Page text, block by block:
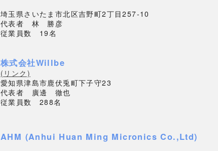
埼玉県さいたま市北区吉野町2丁目257-10
代表者 林 勝彦
従業員数 19名
株式会社Willbe
(リンク)
愛知県津島市鹿伏兎町下子守23
代表者 廣邊 徹也
従業員数 288名
AHM (Anhui Huan Ming Micronics Co.,Ltd)